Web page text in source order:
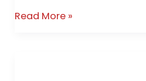
Read More »